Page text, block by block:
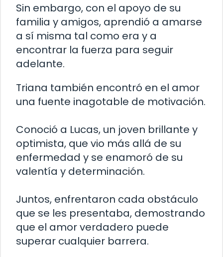
Sin embargo, con el apoyo de su
familia y amigos, aprendió a amarse
a sí misma tal como era y a
encontrar la fuerza para seguir
adelante.
Triana también encontró en el amor
una fuente inagotable de motivación.
Conoció a Lucas, un joven brillante y
optimista, que vio más allá de su
enfermedad y se enamoró de su
valentía y determinación.
Juntos, enfrentaron cada obstáculo
que se les presentaba, demostrando
que el amor verdadero puede
superar cualquier barrera.